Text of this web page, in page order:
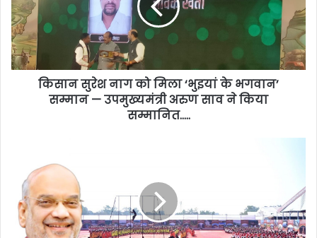
किसान सुरेश नाग को मिला ‘भुइयां के भगवान’
सम्मान — उपमुख्यमंत्री अरुण साव ने किया
सम्मानित…..